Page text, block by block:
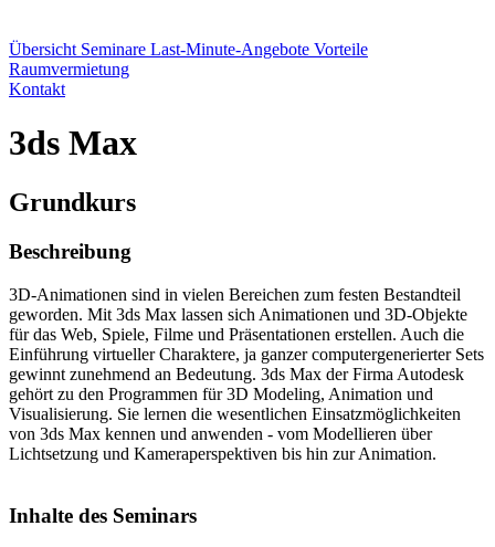
Übersicht Seminare Last-Minute-Angebote Vorteile
Raumvermietung
Kontakt
3ds Max
Grundkurs
Beschreibung
3D-Animationen sind in vielen Bereichen zum festen Bestandteil
geworden. Mit 3ds Max lassen sich Animationen und 3D-Objekte
für das Web, Spiele, Filme und Präsentationen erstellen. Auch die
Einführung virtueller Charaktere, ja ganzer computergenerierter Sets
gewinnt zunehmend an Bedeutung. 3ds Max der Firma Autodesk
gehört zu den Programmen für 3D Modeling, Animation und
Visualisierung. Sie lernen die wesentlichen Einsatzmöglichkeiten
von 3ds Max kennen und anwenden - vom Modellieren über
Lichtsetzung und Kameraperspektiven bis hin zur Animation.
Inhalte des Seminars